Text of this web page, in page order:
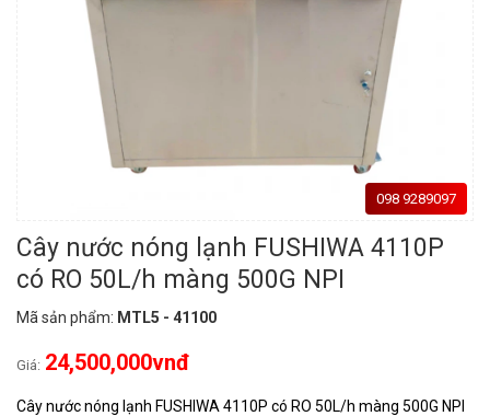
098 9289097
Cây nước nóng lạnh FUSHIWA 4110P
có RO 50L/h màng 500G NPI
Mã sản phẩm: MTL5 - 41100
Giá: 24,500,000vnđ
Cây nước nóng lạnh FUSHIWA 4110P có RO 50L/h màng 500G NPI